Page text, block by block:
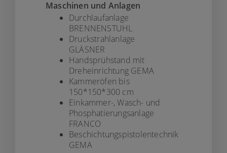
Maschinen und Anlagen
Durchlaufanlage
BRENNENSTUHL
Druckstrahlanlage
GLÄSNER
Handsprühstand mit
Dreheinrichtung GEMA
Kammeröfen bis
150*150*300 cm
Einkammer-, Wasch- und
Phosphatierungsanlage
FRANCO
Beschichtungspistolentechnik
GEMA